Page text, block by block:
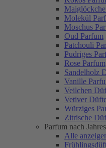
Molekül
Moschus
Oud Parfum
Patchouli
Pudriges
Rose Parfum
Sandelholz
Vanille
Veilchen
Vetiver
Würziges
Zitrische
Parfum nach
Alle